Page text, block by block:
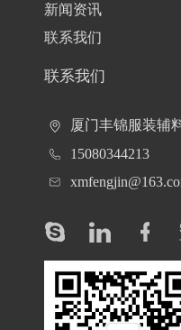
新闻资讯
联系我们
联系我们
厦门丰锦服装辅
15080344213